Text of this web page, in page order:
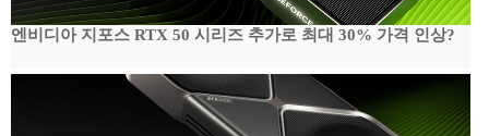
엔비디아 지포스 RTX 50 시리즈 추가로 최대 30% 가격 인상?